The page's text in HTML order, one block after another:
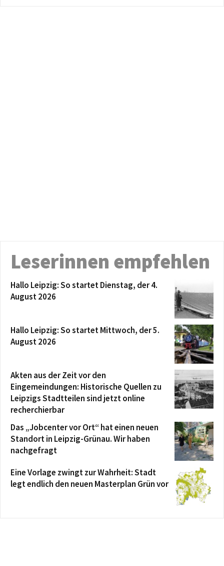
Leserinnen empfehlen
Hallo Leipzig: So startet Dienstag, der 4.
August 2026
Hallo Leipzig: So startet Mittwoch, der 5.
August 2026
Akten aus der Zeit vor den
Eingemeindungen: Historische Quellen zu
Leipzigs Stadtteilen sind jetzt online
recherchierbar
Das „Jobcenter vor Ort“ hat einen neuen
Standort in Leipzig-Grünau. Wir haben
nachgefragt
Eine Vorlage zwingt zur Wahrheit: Stadt
legt endlich den neuen Masterplan Grün vor